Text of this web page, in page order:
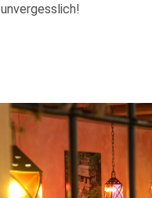
unvergesslich!